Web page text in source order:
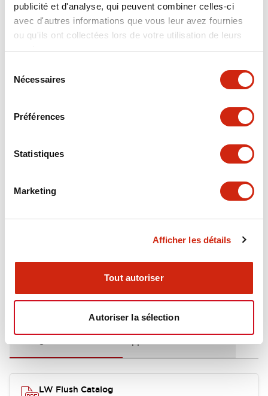
publicité et d'analyse, qui peuvent combiner celles-ci
avec d'autres informations que vous leur avez fournies
ou qu'ils ont collectées lors de votre utilisation de leurs
services.
Nécessaires
Préférences
Statistiques
Marketing
Afficher les détails
Tout autoriser
Autoriser la sélection
Spécifications
Aesthetic Specifications
Electrical Specifications (rated illuminated
Mechanical Specifications
Documents et fichiers
LW Flush Catalog